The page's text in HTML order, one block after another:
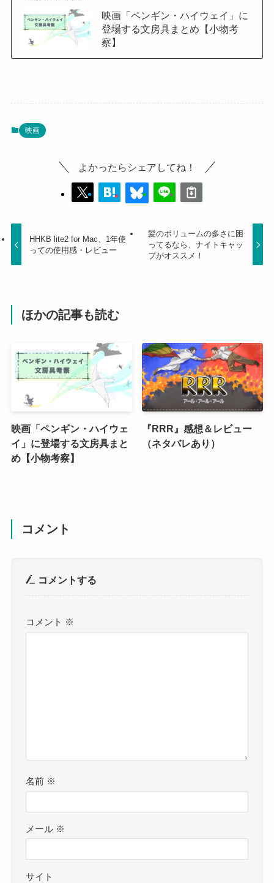
映画「ペンギン・ハイウェイ」に
登場する文房具まとめ【小物考
察】
映画
よかったらシェアしてね！
HHKB lite2 for Mac、1年使
っての使用感・レビュー
髪のボリュームの多さに困
ってるなら、ナイトキャッ
プがオススメ！
ほかの記事も読む
映画「ペンギン・ハイウェ
イ」に登場する文房具まと
め【小物考察】
『RRR』感想＆レビュー
（ネタバレあり）
コメント
コメントする
コメント ※
名前 ※
メール ※
サイト